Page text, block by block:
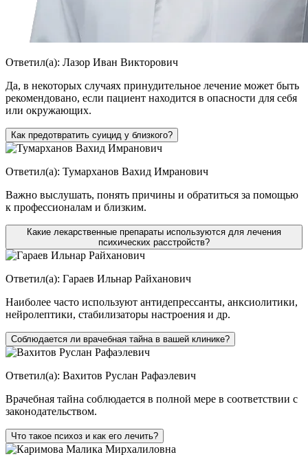
Ответил(а): Лазор Иван Викторович
Да, в некоторых случаях принудительное лечение может быть
рекомендовано, если пациент находится в опасности для себя
или окружающих.
Как предотвратить суицид у близкого?
Ответил(а): Тумарханов Вахид Имранович
Важно выслушать, понять причины и обратиться за помощью
к профессионалам и близким.
Какие лекарственные препараты используются для лечения
психических расстройств?
Ответил(а): Гараев Ильнар Райханович
Наиболее часто используют антидепрессанты, анксиолитики,
нейролептики, стабилизаторы настроения и др.
Соблюдается ли врачебная тайна в вашей клинике?
Ответил(а): Вахитов Руслан Рафаэлевич
Врачебная тайна соблюдается в полной мере в соответствии с
законодательством.
Что такое психоз и как его лечить?